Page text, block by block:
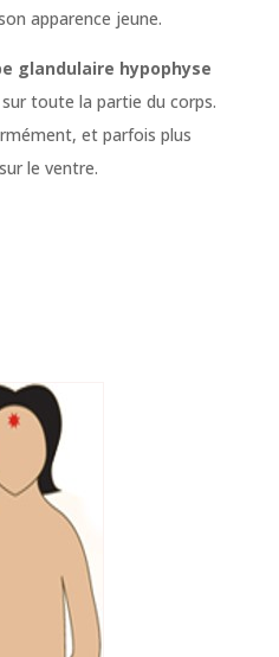
apparence jeune.
glandulaire hypophyse
toute la partie du corps.
et parfois plus
le ventre.